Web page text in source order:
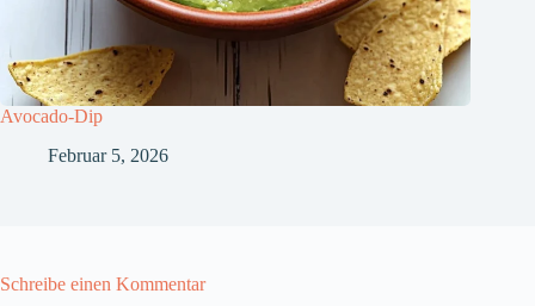
Avocado-Dip
Februar 5, 2026
Schreibe einen Kommentar